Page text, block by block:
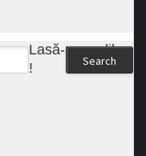
Search
Lasă-ne un like
!